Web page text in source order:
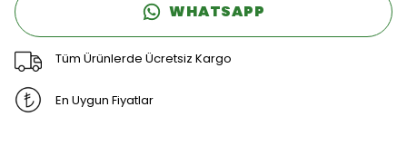
WHATSAPP
Tüm Ürünlerde Ücretsiz Kargo
En Uygun Fiyatlar